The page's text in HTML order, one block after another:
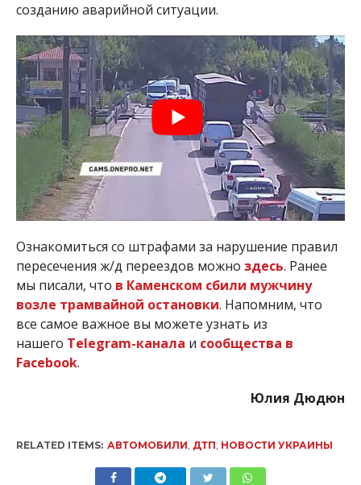
созданию аварийной ситуации.
Ознакомиться со штрафами за нарушение правил
пересечения ж/д переездов можно здесь. Ранее
мы писали, что в Каменском сбили мужчину
возле трамвайной остановки. Напомним, что
все самое важное вы можете узнать из
нашего Telegram-канала и сообщества в
Facebook.
Юлия Дюдюн
RELATED ITEMS: АВТОМОБИЛИ ДТП НОВОСТИ УКРАИНЫ